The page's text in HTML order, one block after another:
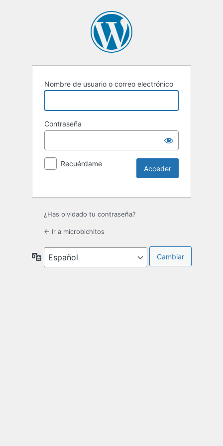
Nombre de usuario o correo electrónico
Contraseña
Recuérdame
¿Has olvidado tu contraseña?
← Ir a microbichitos
Idioma